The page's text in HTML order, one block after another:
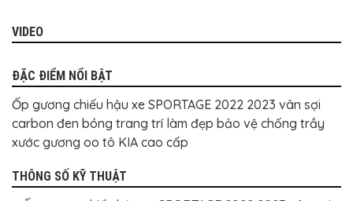
TÔ
BỌC
DA
Ô
TÔ
KIỆN
XE
CAO
VIDEO
ĐẶC ĐIỂM NỔI BẬT
Ốp gương chiếu hậu xe SPORTAGE 2022 2023 vân sợi
carbon đen bóng trang trí làm đẹp bảo vệ chống trầy
xước gương oo tô KIA cao cấp
THÔNG SỐ KỸ THUẬT